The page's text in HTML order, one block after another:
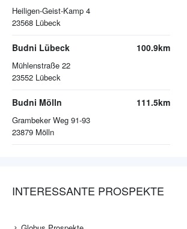
Heiligen-Geist-Kamp 4
23568 Lübeck
Budni Lübeck
Mühlenstraße 22
23552 Lübeck
100.9km
Budni Mölln
Grambeker Weg 91-93
23879 Mölln
111.5km
INTERESSANTE PROSPEKTE